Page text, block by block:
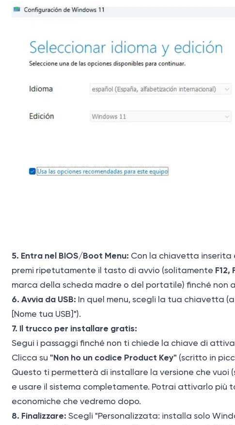
5. Entra nel BIOS/Boot Menu: Con la chiavetta inserita
premi ripetutamente il tasto di avvio (solitamente F12,
marca della scheda madre o del portatile) finché non
6. Avvia da USB: In quel menu, scegli la tua chiavetta
[Nome tua USB]").
7. Il trucco per installare gratis:
Segui i passaggi finché non ti chiede la chiave di
Clicca su "Non ho un codice Product Key" (scritto in
Questo ti permetterà di installare la versione che vuoi
e usare il sistema completamente. Potrai attivarlo più
economiche che vedremo dopo.
8. Finalizzare: Scegli "Personalizzata: installa solo